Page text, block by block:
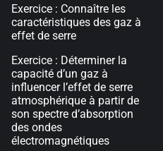
Exercice : Connaître les
caractéristiques des gaz à
effet de serre
Exercice : Déterminer la
capacité d’un gaz à
influencer l’effet de serre
atmosphérique à partir de
son spectre d’absorption
des ondes
électromagnétiques